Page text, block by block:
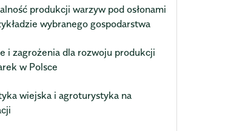
produkcji warzyw pod osłonami
wybranego gospodarstwa
i zagrożenia dla rozwoju produkcji
w Polsce
wiejska i agroturystyka na